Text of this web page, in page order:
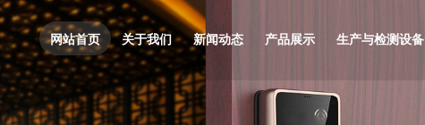
网站首页 关于我们 新闻动态 产品展示 生产与检测设备